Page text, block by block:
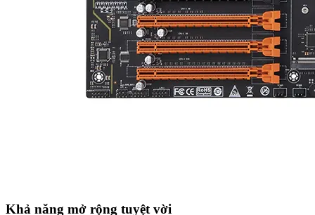
Khả năng mở rộng tuyệt vời